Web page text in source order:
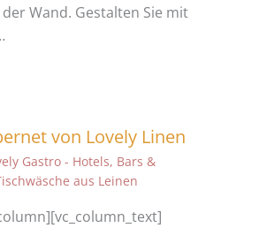
Wand. Gestalten Sie mit
von Lovely Linen
Gastro - Hotels, Bars &
aus Leinen